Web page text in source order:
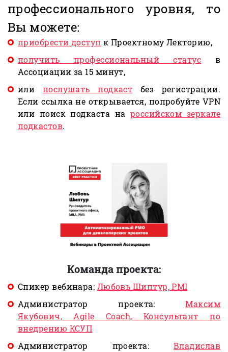
профессионального уровня, то
Вы можете:
приобрести доступ к Проектному Лекторию,
получить профессиональный статус в
Ассоциации за 15 минут,
или послушать подкаст без регистрации.
Если ссылка не открывается, попробуйте VPN
или поиск подкаста на российском зеркале
подкастов.
Команда проекта:
Спикер вебинара: Любовь Шиптур, PMI
Администратор проекта:Максим
Якубович, Agile Coach, Консультант по
внедрению КСУП
Администратор проекта: Владислав